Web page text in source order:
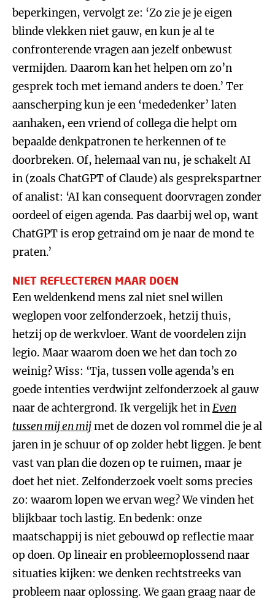
beperkingen, vervolgt ze: ‘Zo zie je je eigen
blinde vlekken niet gauw, en kun je al te
confronterende vragen aan jezelf onbewust
vermijden. Daarom kan het helpen om zo’n
gesprek toch met iemand anders te doen.’ Ter
aanscherping kun je een ‘mededenker’ laten
aanhaken, een vriend of collega die helpt om
bepaalde denkpatronen te herkennen of te
doorbreken. Of, helemaal van nu, je schakelt AI
in (zoals ChatGPT of Claude) als gesprekspartner
of analist: ‘AI kan consequent doorvragen zonder
oordeel of eigen agenda. Pas daarbij wel op, want
ChatGPT is erop getraind om je naar de mond te
praten.’
NIET REFLECTEREN MAAR DOEN
Een weldenkend mens zal niet snel willen
weglopen voor zelfonderzoek, hetzij thuis,
hetzij op de werkvloer. Want de voordelen zijn
legio. Maar waarom doen we het dan toch zo
weinig? Wiss: ‘Tja, tussen volle agenda’s en
goede intenties verdwijnt zelfonderzoek al gauw
naar de achtergrond. Ik vergelijk het inEven
tussen mij en mijmet de dozen vol rommel die je al
jaren in je schuur of op zolder hebt liggen. Je bent
vast van plan die dozen op te ruimen, maar je
doet het niet. Zelfonderzoek voelt soms precies
zo: waarom lopen we ervan weg? We vinden het
blijkbaar toch lastig. En bedenk: onze
maatschappij is niet gebouwd op reflectie maar
op doen. Op lineair en probleemoplossend naar
situaties kijken: we denken rechtstreeks van
probleem naar oplossing. We gaan graag naar de